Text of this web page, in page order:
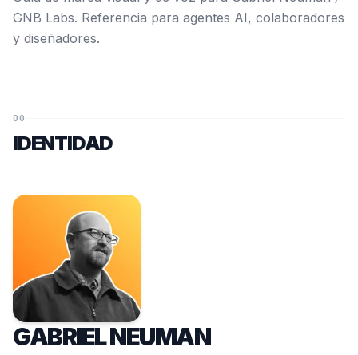
GNB Labs. Referencia para agentes AI, colaboradores
y diseñadores.
00
IDENTIDAD
GABRIEL NEUMAN